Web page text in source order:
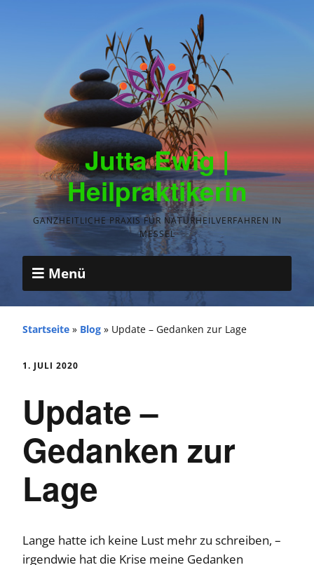
Jutta Ewig |
Heilpraktikerin
GANZHEITLICHE PRAXIS FÜR NATURHEILVERFAHREN IN
MESSEL
Menü
Startseite » Blog » Update – Gedanken zur Lage
1. JULI 2020
Update –
Gedanken zur
Lage
Lange hatte ich keine Lust mehr zu schreiben, –
irgendwie hat die Krise meine Gedanken